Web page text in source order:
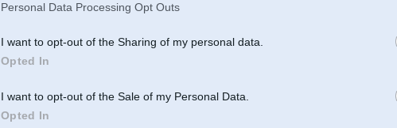
Personal Data Processing Opt Outs
I want to opt-out of the Sharing of my personal data.
Opted In
I want to opt-out of the Sale of my Personal Data.
Opted In